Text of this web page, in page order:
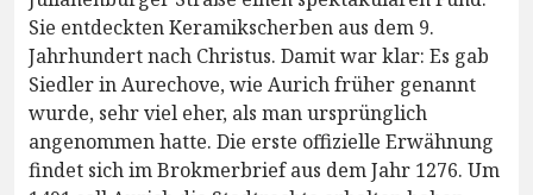
Sie entdeckten Keramikscherben aus dem 9.
Jahrhundert nach Christus. Damit war klar: Es gab
Siedler in Aurechove, wie Aurich früher genannt
wurde, sehr viel eher, als man ursprünglich
angenommen hatte. Die erste offizielle Erwähnung
findet sich im Brokmerbrief aus dem Jahr 1276. Um